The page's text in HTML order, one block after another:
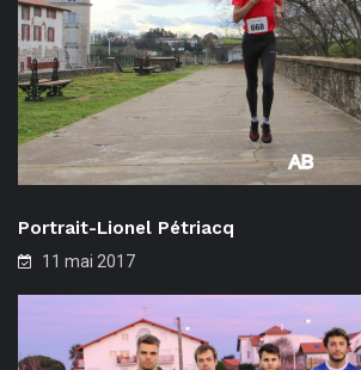
Portrait-Lionel Pétriacq
11 mai 2017